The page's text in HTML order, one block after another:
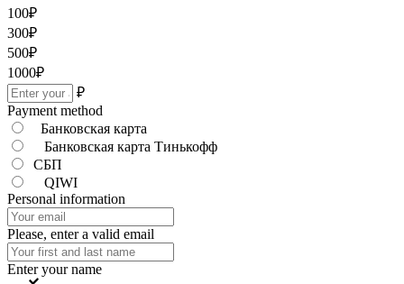
100₽
300₽
500₽
1000₽
₽
Payment method
Банковская карта
Банковская карта Тинькофф
СБП
QIWI
Personal information
Please, enter a valid email
Enter your name